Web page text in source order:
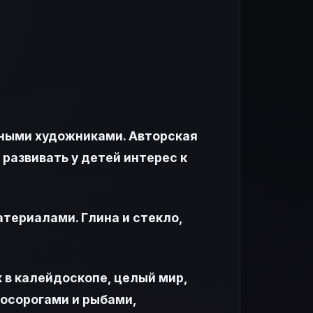
художниками. Авторская
у детей интерес к
Глина и стекло,
калейдоскопе, целый мир,
и рыбами,